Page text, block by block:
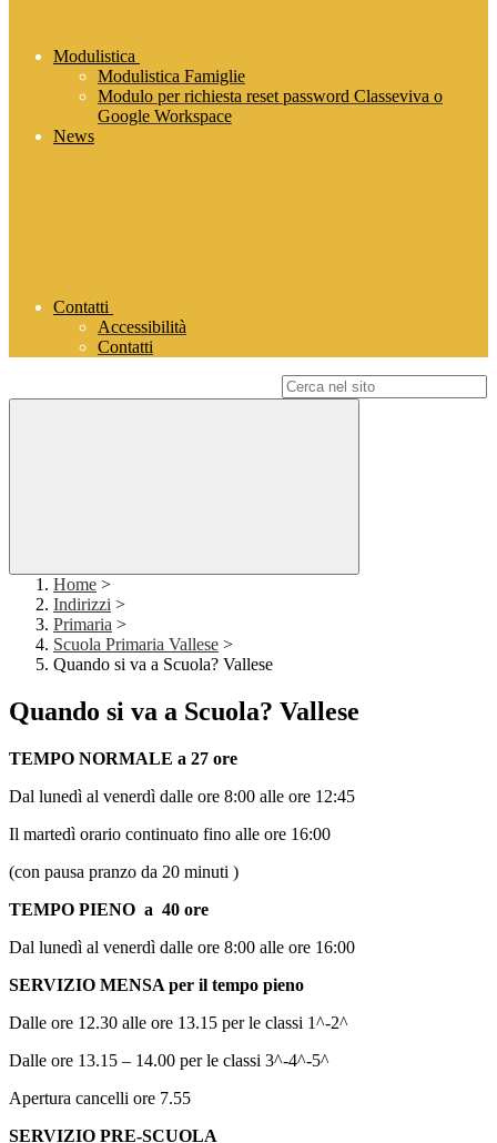
Modulistica
Modulistica Famiglie
Modulo per richiesta reset password Classeviva o
Google Workspace
News
Contatti
Accessibilità
Contatti
Home >
Indirizzi >
Primaria >
Scuola Primaria Vallese >
Quando si va a Scuola? Vallese
Quando si va a Scuola? Vallese
TEMPO NORMALE a 27 ore
Dal lunedì al venerdì dalle ore 8:00 alle ore 12:45
Il martedì orario continuato fino alle ore 16:00
(con pausa pranzo da 20 minuti )
TEMPO PIENO a 40 ore
Dal lunedì al venerdì dalle ore 8:00 alle ore 16:00
SERVIZIO MENSA per il tempo pieno
Dalle ore 12.30 alle ore 13.15 per le classi 1^-2^
Dalle ore 13.15 – 14.00 per le classi 3^-4^-5^
Apertura cancelli ore 7.55
SERVIZIO PRE-SCUOLA